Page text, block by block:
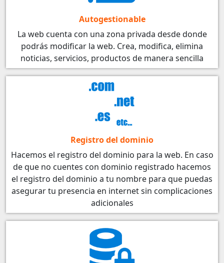
Autogestionable
La web cuenta con una zona privada desde donde
podrás modificar la web. Crea, modifica, elimina
noticias, servicios, productos de manera sencilla
Registro del dominio
Hacemos el registro del dominio para la web. En caso
de que no cuentes con dominio registrado hacemos
el registro del dominio a tu nombre para que puedas
asegurar tu presencia en internet sin complicaciones
adicionales